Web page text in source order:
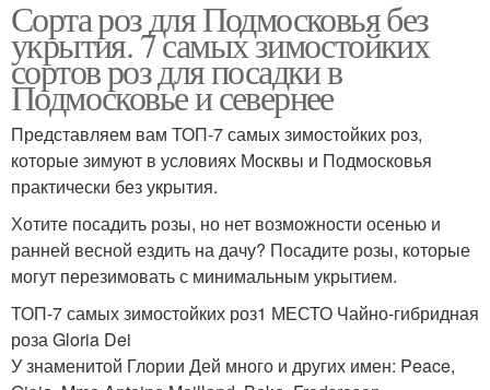
Сорта роз для Подмосковья без
укрытия. 7 самых зимостойких
сортов роз для посадки в
Подмосковье и севернее
Представляем вам ТОП-7 самых зимостойких роз,
которые зимуют в условиях Москвы и Подмосковья
практически без укрытия.
Хотите посадить розы, но нет возможности осенью и
ранней весной ездить на дачу? Посадите розы, которые
могут перезимовать с минимальным укрытием.
ТОП-7 самых зимостойких роз1 МЕСТО Чайно-гибридная
роза Gloria Dei
У знаменитой Глории Дей много и других имен: Peace,